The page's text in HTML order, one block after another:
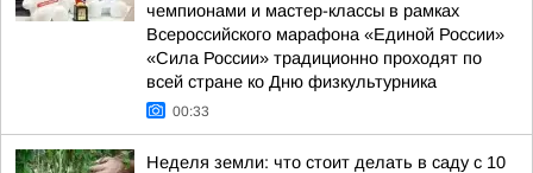
чемпионами и мастер-классы в рамках
Всероссийского марафона «Единой России»
«Сила России» традиционно проходят по
всей стране ко Дню физкультурника
00:33
Неделя земли: что стоит делать в саду с 10